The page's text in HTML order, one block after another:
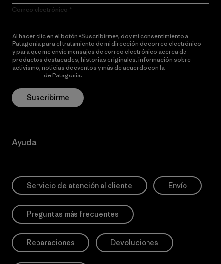
Correo electrónico
Al hacer clic en el botón «Suscribirme», doy mi consentimiento a
Patagonia para el tratamiento de mi dirección de correo electrónico
y para que me envíe mensajes de correo electrónico acerca de
productos destacados, historias originales, información sobre
activismo, noticias de eventos y más de acuerdo con la
de Patagonia.
Suscribirme
Ayuda
Servicio de atención al cliente Envío
Preguntas más frecuentes
Reparaciones Devoluciones